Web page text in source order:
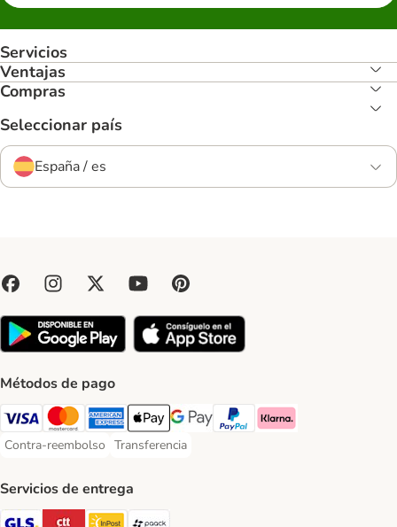
Servicios
Ventajas
Compras
Seleccionar país
España / es
Métodos de pago
Visa Payment Method
Mastercard Payment Method
American Express Payment Method
Apple Pay Payment Method
Google Pay Payment Method
PayPal Payment Method
Klarna Payment Method
Contra-reembolso
Contra-reembolso Payment Method
Transferencia
Transferencia Payment Method
Servicios de entrega
GLS Shipping Method
CTTExpress Shipping Method
InPost Shipping Method